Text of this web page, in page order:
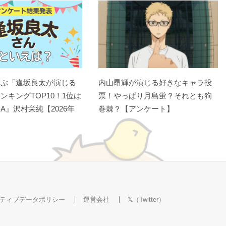
「逢坂良太が演じる
キングTOP10！1位は
A』沢村栄純【2026年
内山昂輝が演じる好きなキャラ投
票！やっぱり月島蛍？それとも狗
巻棘？【アンケート】
ィブデータポリシー 運営会社 𝕏（Twitter）